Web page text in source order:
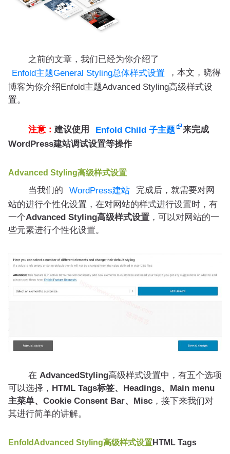
之前的文章，我们已经为你介绍了
Enfold主题General Styling总体样式设置
，本文，晓得
博客为你介绍Enfold主题Advanced Styling高级样式设
置。
注意： 建议使用 Enfold Child 子主题
来完成
WordPress建站调试设置等操作
Advanced Styling高级样式设置
当我们的 WordPress建站
完成后，就需要对网
站的进行个性化设置，在对网站的样式进行设置时，有
一个Advanced Styling高级样式设置 ，可以对网站的一
些元素进行个性化设置。
在 AdvancedStyling高级样式设置中，有五个选项
可以选择， HTML Tags标签、Headings、Main menu
主菜单、Cookie Consent Bar、Misc ，接下来我们对
其进行简单的讲解。
Enfold Advanced Styling高级样式设置HTML Tags